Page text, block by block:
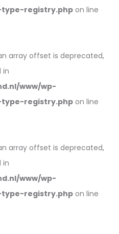
registry.php on line
array offset is deprecated,
in
www/wp-
registry.php on line
array offset is deprecated,
in
www/wp-
registry.php on line